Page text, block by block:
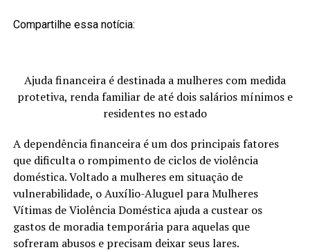
Compartilhe essa notícia:
Ajuda financeira é destinada a mulheres com medida
protetiva, renda familiar de até dois salários mínimos e
residentes no estado
A dependência financeira é um dos principais fatores
que dificulta o rompimento de ciclos de violência
doméstica. Voltado a mulheres em situação de
vulnerabilidade, o Auxílio-Aluguel para Mulheres
Vítimas de Violência Doméstica ajuda a custear os
gastos de moradia temporária para aquelas que
sofreram abusos e precisam deixar seus lares.